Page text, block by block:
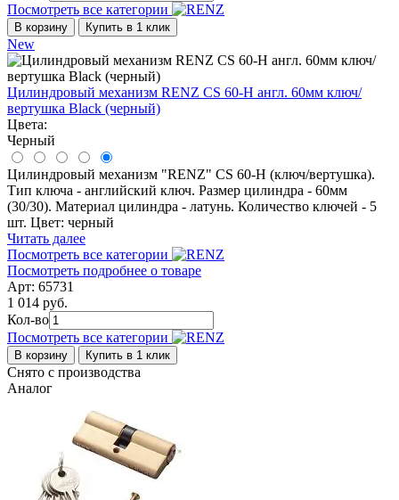
Посмотреть все категории
В корзину Купить в 1 клик
New
Цилиндровый механизм RENZ CS 60-Н англ. 60мм ключ/
вертушка Black (черный)
Цвета:
Черный
Цилиндровый механизм "RENZ" CS 60-H (ключ/вертушка).
Тип ключа - английский ключ. Размер цилиндра - 60мм
(30/30). Материал цилиндра - латунь. Количество ключей - 5
шт. Цвет: черный
Читать далее
Посмотреть все категории
Посмотреть подробнее о товаре
Арт: 65731
1 014 руб.
Кол-во
Посмотреть все категории
В корзину Купить в 1 клик
Снято с производства
Аналог